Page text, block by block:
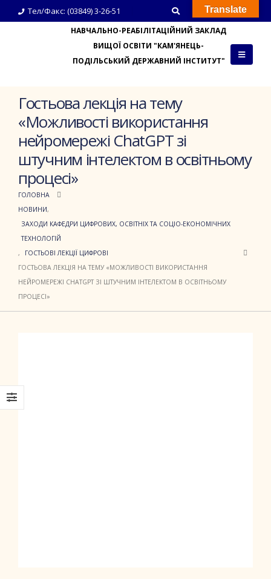
Тел/Факс: (03849) 3-26-51
НАВЧАЛЬНО-РЕАБІЛІТАЦІЙНИЙ ЗАКЛАД
ВИЩОЇ ОСВІТИ "КАМ'ЯНЕЦЬ-
ПОДІЛЬСЬКИЙ ДЕРЖАВНИЙ ІНСТИТУТ"
Гостьова лекція на тему
«Можливості використання
нейромережі ChatGPT зі
штучним інтелектом в освітньому
процесі»
ГОЛОВНА
НОВИНИ,
ЗАХОДИ КАФЕДРИ ЦИФРОВИХ, ОСВІТНІХ ТА СОЦІО-ЕКОНОМІЧНИХ
ТЕХНОЛОГІЙ
,
ГОСТЬОВІ ЛЕКЦІЇ ЦИФРОВІ
ГОСТЬОВА ЛЕКЦІЯ НА ТЕМУ «МОЖЛИВОСТІ ВИКОРИСТАННЯ
НЕЙРОМЕРЕЖІ CHATGPT ЗІ ШТУЧНИМ ІНТЕЛЕКТОМ В ОСВІТНЬОМУ
ПРОЦЕСІ»
Translate